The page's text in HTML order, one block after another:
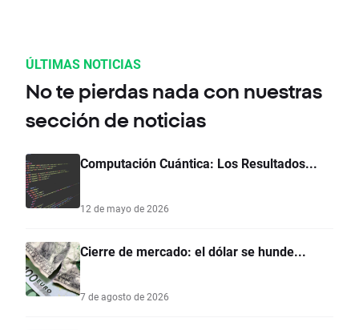
ÚLTIMAS NOTICIAS
No te pierdas nada con nuestras
sección de noticias
Computación Cuántica: Los Resultados...
12 de mayo de 2026
Cierre de mercado: el dólar se hunde...
7 de agosto de 2026